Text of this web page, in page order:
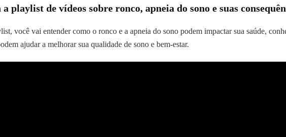
playlist de vídeos sobre ronco, apneia do sono e suas
você vai entender como o ronco e a apneia do sono podem impactar sua saúde,
ajudar a melhorar sua qualidade de sono e bem-estar.